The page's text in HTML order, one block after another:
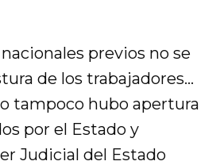
previos no se
de los trabajadores…
tampoco hubo apertura
por el Estado y
Judicial del Estado